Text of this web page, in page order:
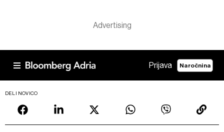
Prijava Naročnina
DELI NOVICO